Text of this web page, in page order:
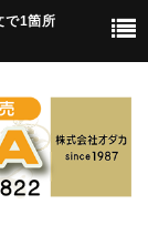
で1箇所